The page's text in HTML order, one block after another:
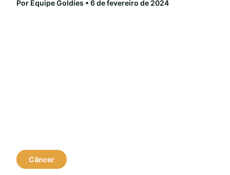
Por Equipe Goldies • 6 de fevereiro de 2024
Câncer